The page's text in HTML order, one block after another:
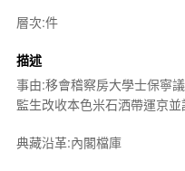
層次:件
描述
事由:移會稽察房大學士保寧
監生改收本色米石洒帶運京
典藏沿革:內閣檔庫